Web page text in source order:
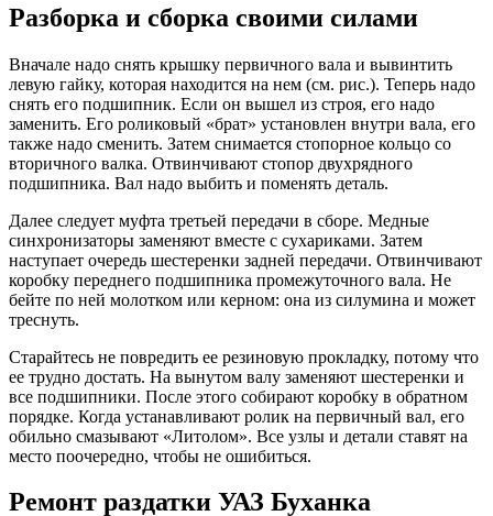
Разборка и сборка своими силами
Вначале надо снять крышку первичного вала и вывинтить
левую гайку, которая находится на нем (см. рис.). Теперь надо
снять его подшипник. Если он вышел из строя, его надо
заменить. Его роликовый «брат» установлен внутри вала, его
также надо сменить. Затем снимается стопорное кольцо со
вторичного валка. Отвинчивают стопор двухрядного
подшипника. Вал надо выбить и поменять деталь.
Далее следует муфта третьей передачи в сборе. Медные
синхронизаторы заменяют вместе с сухариками. Затем
наступает очередь шестеренки задней передачи. Отвинчивают
коробку переднего подшипника промежуточного вала. Не
бейте по ней молотком или керном: она из силумина и может
треснуть.
Старайтесь не повредить ее резиновую прокладку, потому что
ее трудно достать. На вынутом валу заменяют шестеренки и
все подшипники. После этого собирают коробку в обратном
порядке. Когда устанавливают ролик на первичный вал, его
обильно смазывают «Литолом». Все узлы и детали ставят на
место поочередно, чтобы не ошибиться.
Ремонт раздатки УАЗ Буханка